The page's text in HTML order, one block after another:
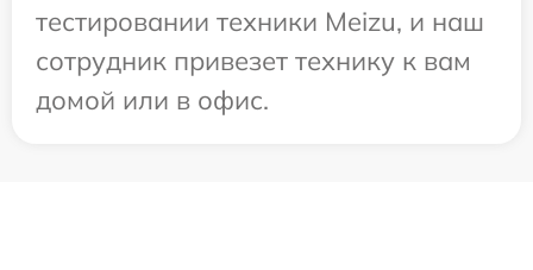
тестировании техники Meizu, и наш
сотрудник привезет технику к вам
домой или в офис.